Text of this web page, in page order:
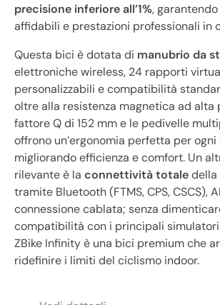
precisione inferiore all’1%,
affidabili e prestazioni professionali in
Questa bici è dotata di manubrio da
elettroniche wireless, 24 rapporti
personalizzabili e compatibilità
oltre alla resistenza magnetica ad alta
fattore Q di 152 mm e le pedivelle
offrono un’ergonomia perfetta per
migliorando efficienza e comfort. Un
rilevante è la connettività totaledella
tramite Bluetooth (FTMS, CPS, CSCS),
connessione cablata; senza
compatibilità con i principali
ZBike Infinity è una bici premium che
ridefinire i limiti del ciclismo indoor.